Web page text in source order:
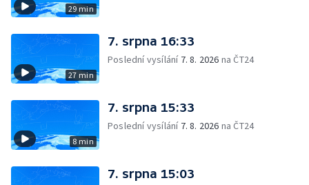
29 min
27 min
7. srpna 16:33
Poslední vysílání 7. 8. 2026 na ČT24
8 min
7. srpna 15:33
Poslední vysílání 7. 8. 2026 na ČT24
7. srpna 15:03